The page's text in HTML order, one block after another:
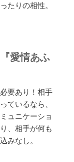
たりの相性。
愛情あふ
要あり！相手
ているなら、
ュニケーショ
、相手が何も
みなし。